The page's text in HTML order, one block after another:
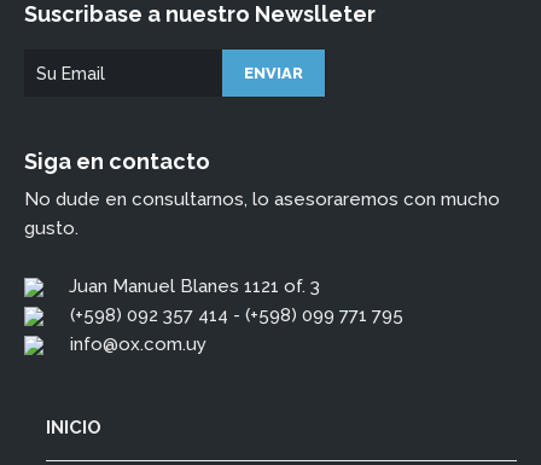
Suscribase a nuestro Newslleter
Siga en contacto
No dude en consultarnos, lo asesoraremos con mucho
gusto.
Juan Manuel Blanes 1121 of. 3
(+598) 092 357 414 - (+598) 099 771 795
info@ox.com.uy
INICIO